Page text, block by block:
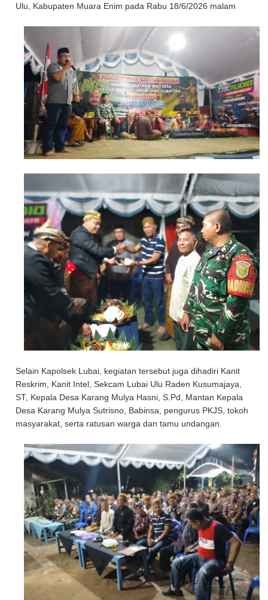
Ulu, Kabupaten Muara Enim pada Rabu 18/6/2026 malam
Selain Kapolsek Lubai, kegiatan tersebut juga dihadiri Kanit
Reskrim, Kanit Intel, Sekcam Lubai Ulu Raden Kusumajaya,
ST, Kepala Desa Karang Mulya Hasni, S.Pd, Mantan Kepala
Desa Karang Mulya Sutrisno, Babinsa, pengurus PKJS, tokoh
masyarakat, serta ratusan warga dan tamu undangan.